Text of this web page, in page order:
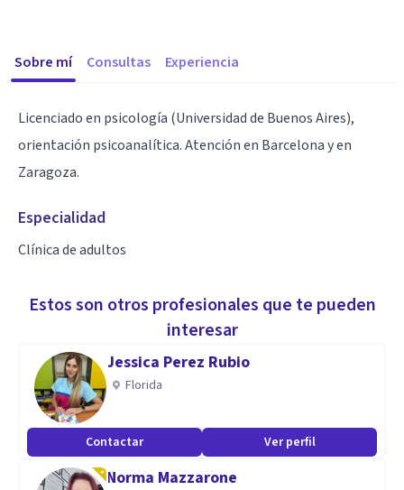
Sobre mí Consultas Experiencia
Licenciado en psicología (Universidad de Buenos Aires),
orientación psicoanalítica. Atención en Barcelona y en
Especialidad
Clínica de adultos
Estos son otros profesionales que te pueden
interesar
Jessica Perez Rubio
Florida
Contactar Ver perfil
Norma Mazzarone